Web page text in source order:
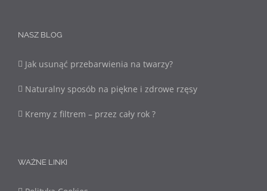
NASZ BLOG
Jak usunąć przebarwienia na twarzy?
Naturalny sposób na piękne i zdrowe rzęsy
Kremy z filtrem – przez cały rok ?
WAŻNE LINKI